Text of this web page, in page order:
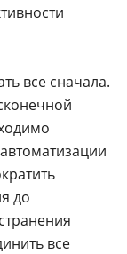
все сначала.
до
все